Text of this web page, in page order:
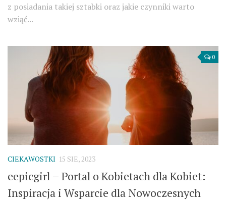
z posiadania takiej sztabki oraz jakie czynniki warto
wziąć...
0
CIEKAWOSTKI 15 SIE, 2023
eepicgirl – Portal o Kobietach dla Kobiet:
Inspiracja i Wsparcie dla Nowoczesnych